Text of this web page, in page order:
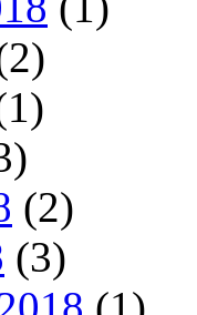
(2)
(3)